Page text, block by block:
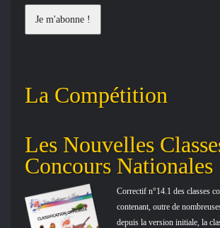
La Compétition
Les Nouvelles
Concours Nationales
Correctif n°14.1 des classes
contenant, outre de
depuis la version initiale, la